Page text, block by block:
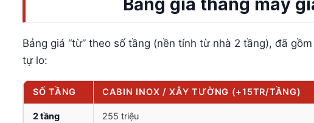
Bảng giá thang máy
Bảng giá “từ” theo số tầng (nền tính từ nhà 2 tầng), đã
tự lo:
SỐ TẦNG CABIN INOX / XÂY TƯỜNG (+15TR/TẦNG)
2 tầng 255 triệu